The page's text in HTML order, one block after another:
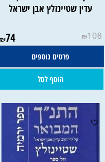
עדין שטיינזלץ אבן ישראל
₪108
₪74
פרטים נוספים
הוסף לסל